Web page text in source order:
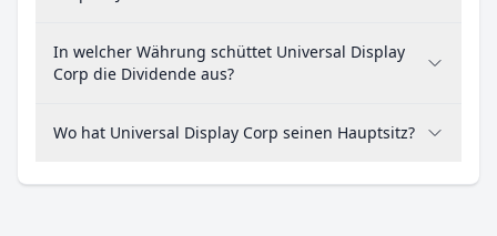
In welcher Währung schüttet Universal Display
Corp die Dividende aus?
Wo hat Universal Display Corp seinen Hauptsitz?